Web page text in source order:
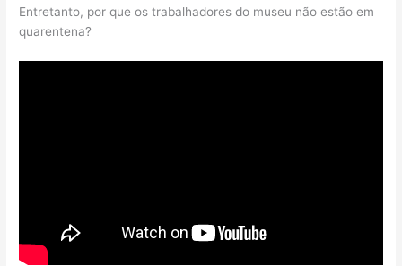
Entretanto, por que os trabalhadores do museu não estão em
quarentena?